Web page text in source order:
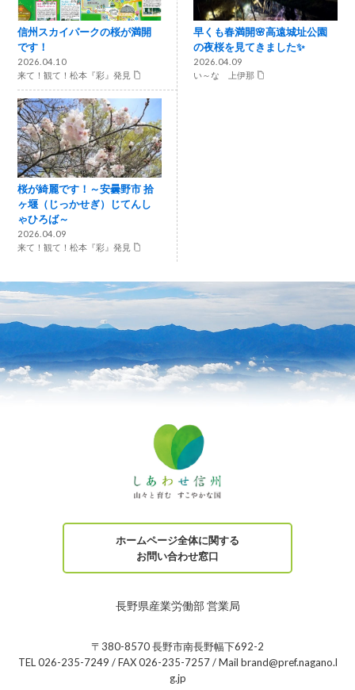
信州スカイパークの桜が満開
です！
2026.04.10
来て！観て！松本『彩』発見
早くも春満開🌸高遠城址公園
の夜桜を見てきました✨
2026.04.09
い～な 上伊那
桜が綺麗です！～安曇野市 拾
ヶ堰（じっかせぎ）じてんし
ゃひろば～
2026.04.09
来て！観て！松本『彩』発見
ホームページ全体に関する
お問い合わせ窓口
長野県産業労働部 営業局
〒380-8570 長野市南長野幅下692-2
TEL 026-235-7249 / FAX 026-235-7257 / Mail brand@pref.nagano.l
g.jp